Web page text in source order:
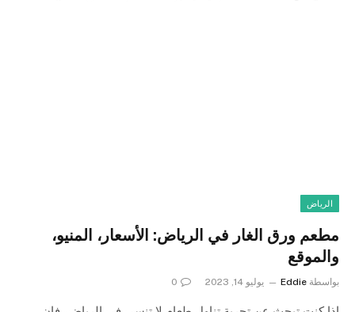
الرياض
مطعم ورق الغار في الرياض: الأسعار، المنيو،
والموقع
بواسطة Eddie يوليو 14, 2023 0